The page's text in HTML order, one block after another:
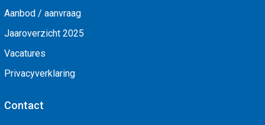
Aanbod / aanvraag
Jaaroverzicht 2025
Vacatures
Privacyverklaring
Contact